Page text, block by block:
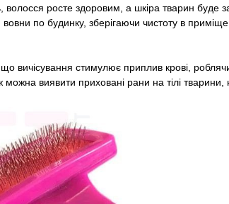
волосся росте здоровим, а шкіра тварин буде
вовни по будинку, зберігаючи чистоту в
вичісування стимулює приплив крові,
можна виявити приховані рани на тілі